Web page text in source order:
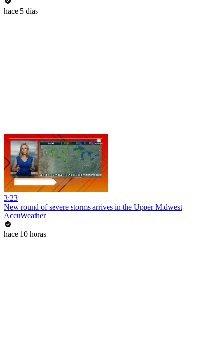
hace 5 días
3:23
New round of severe storms arrives in the Upper Midwest
AccuWeather
hace 10 horas